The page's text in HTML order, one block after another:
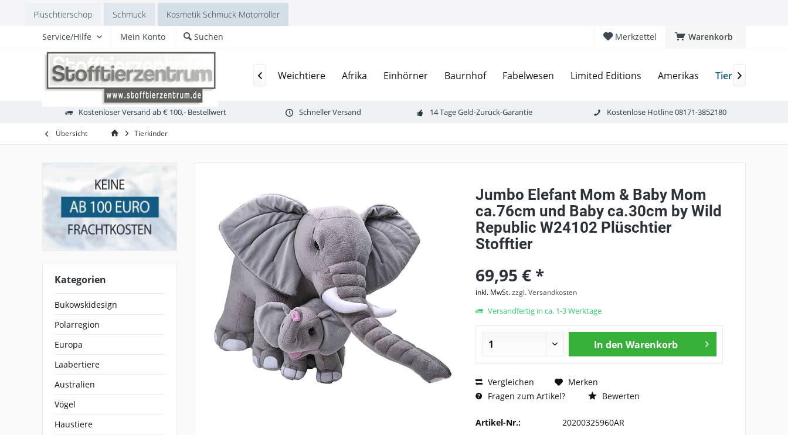
Plüschtierschop Schmuck
Kosmetik Schmuck Motorroller
Warenkorb
Merkzettel
Service/Hilfe Mein Konto Suchen
Laabertiere Australien Vögel Haustiere Weichtiere Afrika Einhörner Baurnhof Fabelwesen Limited Editions Amerikas Tierkinder
 
Kostenloser Versand ab € 100,- Bestellwert Schneller Versand 14 Tage Geld-Zurück-Garantie Kostenlose Hotline 08171-3852180
Übersicht Tierkinder
Kategorien
Bukowskidesign
Polarregion
Europa
Laabertiere
Australien
Vögel
Haustiere
Jumbo Elefant Mom & Baby Mom
ca.76cm und Baby ca.30cm by Wild
Republic W24102 Plüschtier
Stofftier
69,95 € *
inkl. MwSt.zzgl. Versandkosten
Versandfertig in ca. 1-3 Werktage
In den Warenkorb
Vergleichen
Merken
Fragen zum Artikel?
Bewerten
Artikel-Nr.: 20200325960AR